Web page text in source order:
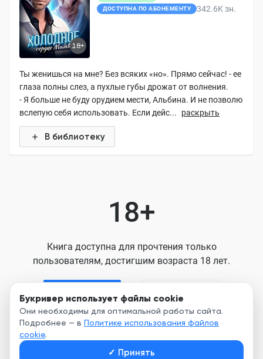
Букривер использует файлы cookie
Они необходимы для оптимальной работы сайта.
Подробнее — в Политике использования файлов
cookie.
✓ Принять
18+
ДОСТУПНА ПО АБОНЕМЕНТУ
342.6K зн.
Ты женишься на мне? Без всяких «но». Прямо сейчас! - ее
глаза полны слез, а пухлые губы дрожат от волнения.
- Я больше не буду орудием мести, Альбина. И не позволю
вслепую себя использовать. Если дейс...
раскрыть
В библиотеку
18+
Книга доступна для прочтения только
пользователям, достигшим возраста 18 лет.
Нажимая кнопку, я принимаю условия
Пользовательского соглашения